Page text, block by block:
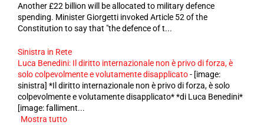
Another £22 billion will be allocated to military defence
spending. Minister Giorgetti invoked Article 52 of the
Constitution to say that "the defence of t...
Sinistra in Rete
Luca Benedini: Il diritto internazionale non è privo di forza, è
solo colpevolmente e volutamente disapplicato- [image:
sinistra] *Il diritto internazionale non è privo di forza, è solo
colpevolmente e volutamente disapplicato* *di Luca Benedini*
[image: falliment...
Mostra tutto